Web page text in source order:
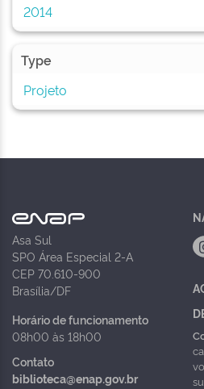
2014
Type
Projeto
Asa Sul
SPO Área Especial 2-A
CEP 70.610-900
Brasília/DF
Horário de funcionamento
08h00 às 18h00
Contato
biblioteca@enap.gov.br